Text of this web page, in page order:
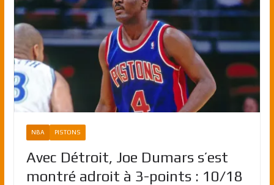
NBA PISTONS
Avec Détroit, Joe Dumars s’est
montré adroit à 3-points : 10/18